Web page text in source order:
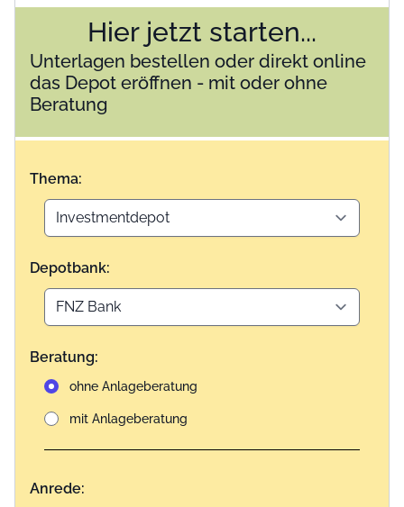
Hier jetzt starten...
Unterlagen bestellen oder direkt online
das Depot eröffnen - mit oder ohne
Beratung
Thema:
Depotbank:
Beratung:
ohne Anlageberatung
mit Anlageberatung
Anrede: